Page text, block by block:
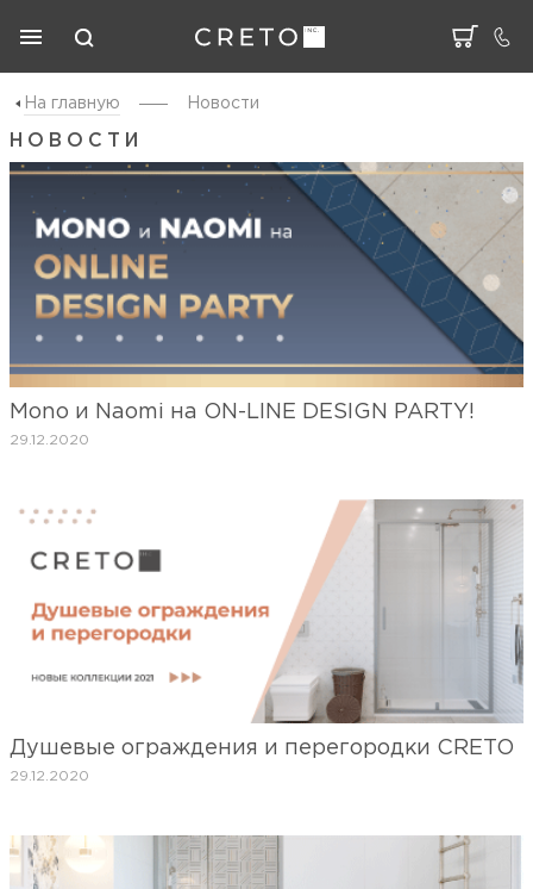
На главную Новости
НОВОСТИ
Mono и Naomi на ON-LINE DESIGN PARTY!
29.12.2020
Душевые ограждения и перегородки CRETO
29.12.2020